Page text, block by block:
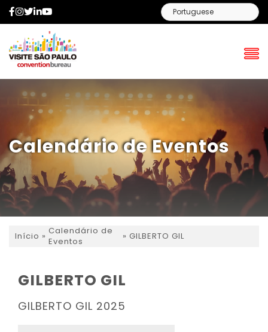
Facebook
Instagram
Twitter
LinkedIn
Calendário de Eventos
Início » Calendário de
Eventos
» GILBERTO GIL
GILBERTO GIL
GILBERTO GIL 2025